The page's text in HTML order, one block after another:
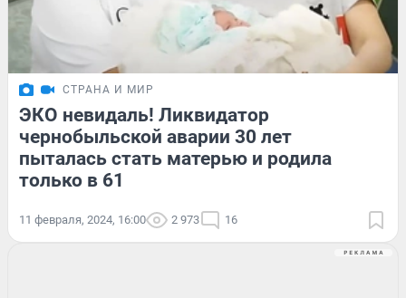
СТРАНА И МИР
ЭКО невидаль! Ликвидатор
чернобыльской аварии 30 лет
пыталась стать матерью и родила
только в 61
11 февраля, 2024, 16:00 2 973 16